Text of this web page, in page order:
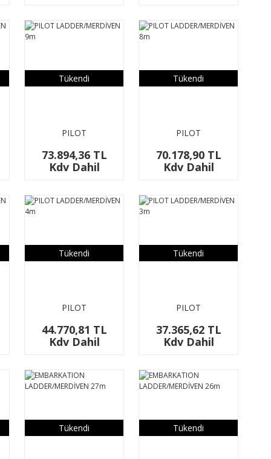
Tükendi
PILOT
9m
73.894,36 TL
Kdv Dahil
Tükendi
PILOT
8m
70.178,90 TL
Kdv Dahil
Tükendi
PILOT
4m
44.770,81 TL
Kdv Dahil
Tükendi
PILOT
3m
37.365,62 TL
Kdv Dahil
Tükendi Tükendi